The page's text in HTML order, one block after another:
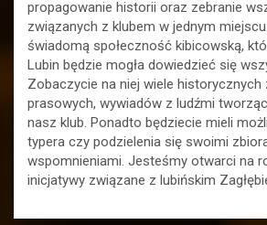
propagowanie historii oraz zebranie
związanych z klubem w jednym
świadomą społeczność kibicowską,
Lubin będzie mogła dowiedzieć się
Zobaczycie na niej wiele historycznych
prasowych, wywiadów z ludźmi
nasz klub. Ponadto będziecie mieli
typera czy podzielenia się swoimi
wspomnieniami. Jesteśmy otwarci na
inicjatywy związane z lubińskim